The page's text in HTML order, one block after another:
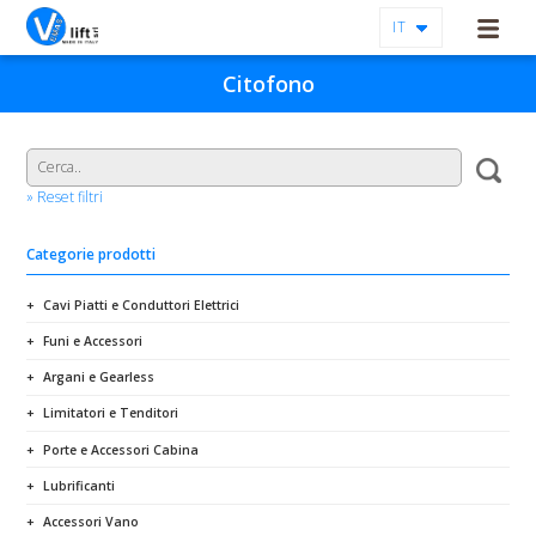
IT
Citofono
» Reset filtri
Categorie prodotti
Cavi Piatti e Conduttori Elettrici
Funi e Accessori
Argani e Gearless
Limitatori e Tenditori
Porte e Accessori Cabina
Lubrificanti
Accessori Vano